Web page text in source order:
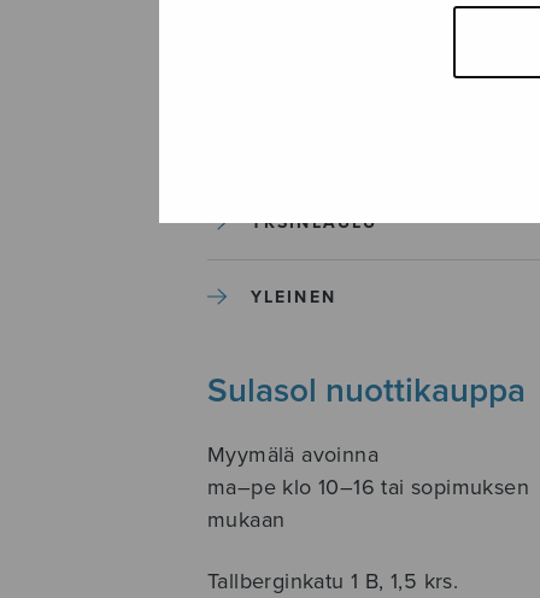
SOITINKOULUT JA OPPAAT
YKSINLAULU
YLEINEN
Sulasol nuottikauppa
Myymälä avoinna
ma–pe klo 10–16 tai sopimuksen
mukaan
Tallberginkatu 1 B, 1,5 krs.